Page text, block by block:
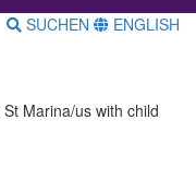
SUCHEN ENGLISH
Marina/us with child